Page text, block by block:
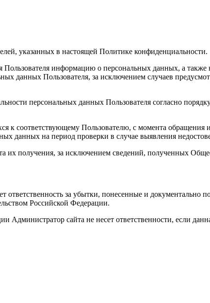
указанных в настоящей Политике конфиденциальности.
Пользователя информацию о персональных данных, а
данных Пользователя, за исключением случаев
персональных данных Пользователя согласно
соответствующему Пользователю, с момента обращения
данных на период проверки в случае выявления
их получения, за исключением сведений, полученных
ответственность за убытки, понесенные и
Российской Федерации.
Администратор сайта не несет ответственности, если